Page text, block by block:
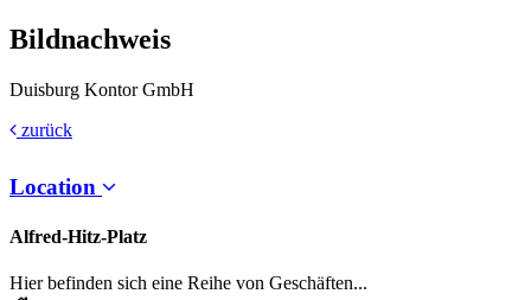
Bildnachweis
Duisburg Kontor GmbH
zurück
Location
Alfred-Hitz-Platz
Hier befinden sich eine Reihe von Geschäften...